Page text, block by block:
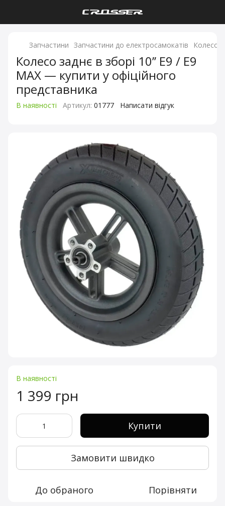
Запчастини Запчастини до електросамокатів Колесо
Колесо заднє в зборі 10’’ E9 / E9
MAX — купити у офіційного
представника
В наявності Артикул: 01777 Написати відгук
В наявності
1 399 грн
Купити
Замовити швидко
До обраного Порівняти